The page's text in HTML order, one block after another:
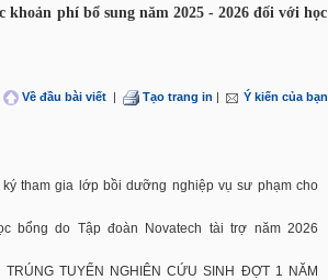
khoản phí bổ sung năm 2025 - 2026 đối với học
Về đầu bài viết | Tạo trang in | Ý kiến của bạn
ký tham gia lớp bồi dưỡng nghiệp vụ sư phạm cho
bổng do Tập đoàn Novatech tài trợ năm 2026
TRÚNG TUYỂN NGHIÊN CỨU SINH ĐỢT 1 NĂM